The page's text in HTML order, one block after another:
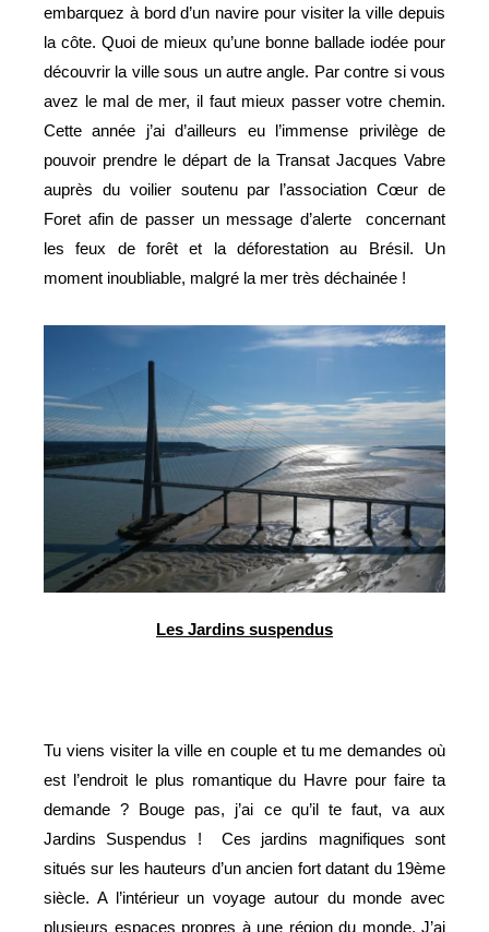
embarquez à bord d’un navire pour visiter la ville depuis
la côte. Quoi de mieux qu’une bonne ballade iodée pour
découvrir la ville sous un autre angle. Par contre si vous
avez le mal de mer, il faut mieux passer votre chemin.
Cette année j’ai d’ailleurs eu l’immense privilège de
pouvoir prendre le départ de la Transat Jacques Vabre
auprès du voilier soutenu par l’association Cœur de
Foret afin de passer un message d’alerte
concernant
les feux de forêt et la déforestation au Brésil. Un
moment inoubliable, malgré la mer très déchainée !
Les Jardins suspendus
Tu viens visiter la ville en couple et tu me demandes où
est l’endroit le plus romantique du Havre pour faire ta
demande ? Bouge pas, j’ai ce qu’il te faut, va aux
Jardins Suspendus !
Ces jardins magnifiques sont
situés sur les hauteurs d’un ancien fort datant du 19ème
siècle. A l’intérieur un voyage autour du monde avec
plusieurs espaces propres à une région du monde. J’ai